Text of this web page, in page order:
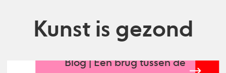
Kunst is gezond
Blog | Een brug tussen de